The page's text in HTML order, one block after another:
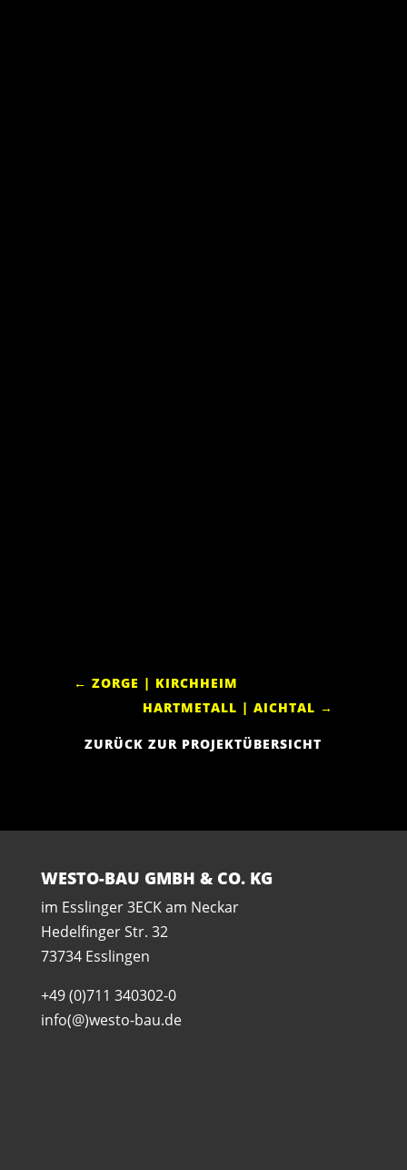
← ZORGE | KIRCHHEIM
HARTMETALL | AICHTAL →
ZURÜCK ZUR PROJEKTÜBERSICHT
WESTO-BAU GMBH & CO. KG
im Esslinger 3ECK am Neckar
Hedelfinger Str. 32
73734 Esslingen
+49 (0)711 340302-0
info(@)westo-bau.de